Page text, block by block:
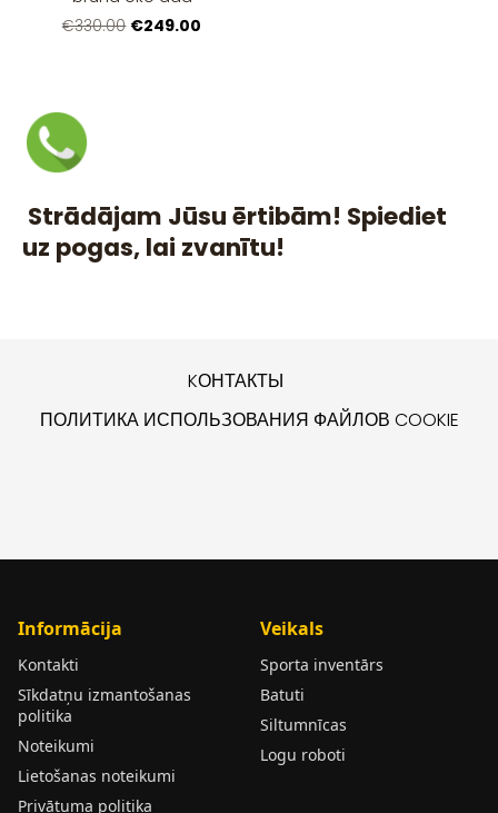
Strādājam Jūsu ērtibām! Spiediet
uz pogas, lai zvanītu!
€330.00 €249.00
KОНТАКТЫ
ПОЛИТИКА ИСПОЛЬЗОВАНИЯ ФАЙЛОВ COOKIE
Informācija
Kontakti
Sīkdatņu izmantošanas
politika
Noteikumi
Lietošanas noteikumi
Privātuma politika
Veikals
Sporta inventārs
Batuti
Siltumnīcas
Logu roboti